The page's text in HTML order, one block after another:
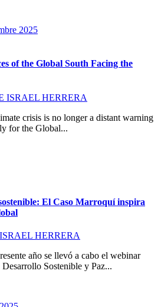
2025
of the Global South Facing the
ISRAEL HERRERA
crisis is no longer a distant warning
for the Global...
El Caso Marroquí inspira
HERRERA
año se llevó a cabo el webinar
Sostenible y Paz...